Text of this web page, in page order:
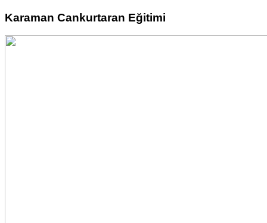
Karaman Cankurtaran Eğitimi